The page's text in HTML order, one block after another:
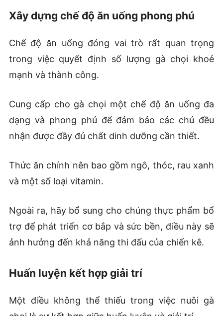
Xây dựng chế độ ăn uống phong phú
Chế độ ăn uống đóng vai trò rất quan trọng
trong việc quyết định số lượng gà chọi khoẻ
mạnh và thành công.
Cung cấp cho gà chọi một chế độ ăn uống đa
dạng và phong phú để đảm bảo các chú đều
nhận được đầy đủ chất dinh dưỡng cần thiết.
Thức ăn chính nên bao gồm ngô, thóc, rau xanh
và một số loại vitamin.
Ngoài ra, hãy bổ sung cho chúng thực phẩm bổ
trợ để phát triển cơ bắp và sức bền, điều này sẽ
ảnh hưởng đến khả năng thi đấu của chiến kê.
Huấn luyện kết hợp giải trí
Một điều không thể thiếu trong việc nuôi gà